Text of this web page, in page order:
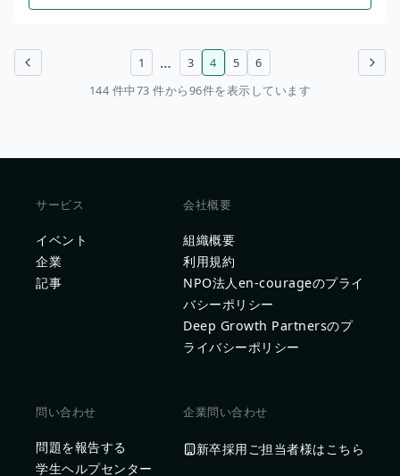
前のページ 次のページ
1 … 3 4 5
6
144 件中73 件から96件を表示しています
サービス
イベント
企業
記事
会社概要
組織概要
利用規約
NPO法人en-courageのプライ
バシーポリシー
Deep Growth Partnersのプ
ライバシーポリシー
問い合わせ
問題を報告する
学生ヘルプセンター
企業問い合わせ
新卒採用ご担当者様はこちら